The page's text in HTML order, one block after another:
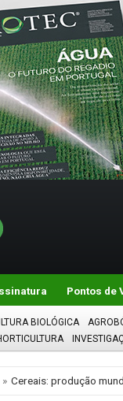
Pontos de
BIOLÓGICA
Cereais: produção